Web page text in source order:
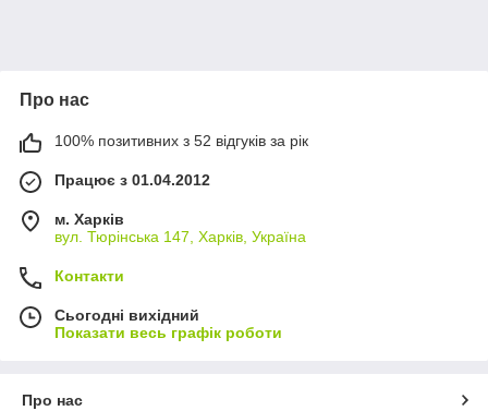
Про нас
100% позитивних з 52 відгуків за рік
Працює з 01.04.2012
м. Харків
вул. Тюрінська 147, Харків, Україна
Контакти
Сьогодні вихідний
Показати весь графік роботи
Про нас